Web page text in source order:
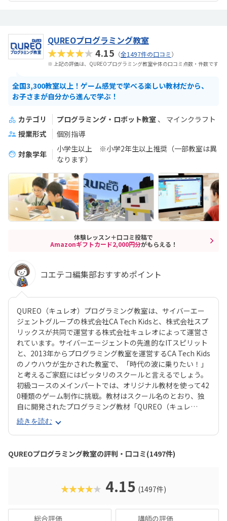
QUREOプログラミング教室
★★★★★4.15 （全1497件の口コミ）
※ 上記の評価は、QUREOプログラミング教室全体の口コミ点数・件数です
全国3,300教室以上！ゲーム感覚で学べる楽しい教材だから、
お子さまが自分から進んで学ぶ！
カテゴリ プログラミング・ロボット教室
マインクラフト
授業形式
個別指導
対象学年
小学生以上 ※小学2年生以上推奨（一部教室は異
なります）
体験レッスン＋口コミ投稿で
Amazonギフトカード2,000円分がもらえる！
コエテコ編集部おすすめポイント
QUREO（キュレオ）プログラミング教室は、サイバーエー
ジェントグループの株式会社CA Tech Kidsと、株式会社スプ
リックスが共同で運営する株式会社キュレオによって運営さ
れています。サイバーエージェントの先進的なITスピリット
と、2013年からプログラミング教室を運営するCA Tech Kids
のノウハウが生かされた教室で、「時代の波に乗りたい！」
と考えるご家庭にはピッタリのスクールと言えるでしょう。
初級コースのメインパートでは、オリジナル教材を使って42
0種類のゲーム制作に挑戦。教材はスクール名のとおり、独
自に開発されたプログラミング教材「QUREO（キュレ
オ）」です。スマホゲームのような感覚でサクサク進められ
るのに、本格的な内容が学べるのが魅力。子どもにとっても
「やらされている感」がないので、楽しくゲームをクリアし
ていくようなペースでどんどん学習を進めていけます。教材
のデザイン性も高く、実際にスマホゲーム開発で使用されて
クに慣れている今の子どもでも、「安っぽい」「子どもっぽ
い」と思わず勉強に取り組めるでしょう。学習結果は通信簿
続きを読む
QUREOプログラミング教室の評判・口コミ(1497件)
★★★★★ 4.15 (1497件)
総合評価 講師の評価